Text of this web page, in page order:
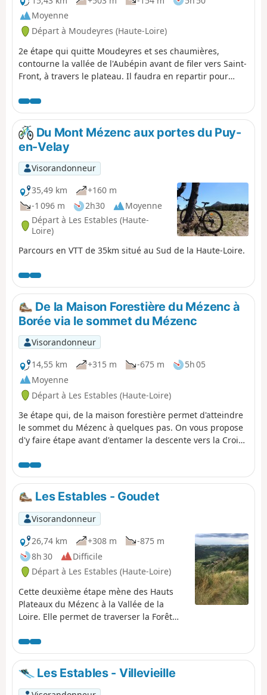
Moyenne
Départ à Moudeyres (Haute-Loire)
2e étape qui quitte Moudeyres et ses chaumières,
contourne la vallée de l'Aubépin avant de filer vers Saint-
Front, à travers le plateau. Il faudra en repartir pour
Alambre. Après la Croix de la Plonge, il ne reste que
quelques pas pour rejoindre la Maison Forestière du
Mézenc.Du Mont Mézenc aux portes du Puy-
en-Velay
Visorandonneur
35,49 km
+160 m
-1 096 m
2h30
Moyenne
Départ à Les Estables (Haute-
Loire)
Parcours en VTT de 35km situé au Sud de la Haute-Loire.
De la Maison Forestière du Mézenc à
Borée via le sommet du Mézenc
Visorandonneur
14,55 km
+315 m -675 m
5h 05
Moyenne
Départ à Les Estables (Haute-Loire)
3e étape qui, de la maison forestière permet d'atteindre
le sommet du Mézenc à quelques pas. On vous propose
d'y faire étape avant d'entamer la descente vers la Croix
Changement radical de paysage, les hauts plateaux
velaves laissent la place aux sucs ardéchois. La descente
au milieu d'un paysage volcanique érodé par les
millénaires est de toute beauté. Borée est une halte bien
sympathique.
Les Estables - Goudet
Visorandonneur
26,74 km
+308 m
-875 m
8h 30
Difficile
Départ à Les Estables (Haute-Loire)
Cette deuxième étape mène des Hauts
Plateaux du Mézenc à la Vallée de la
Loire. Elle permet de traverser la Forêt
bois de Breysse, mélange de hêtres et de
résineux.Le trajet suit peu ou prou le
tracé du GR®®40, en évitant lorsque c'est
possible les larges pistes ou les petites
routes.
Les Estables - Villevieille